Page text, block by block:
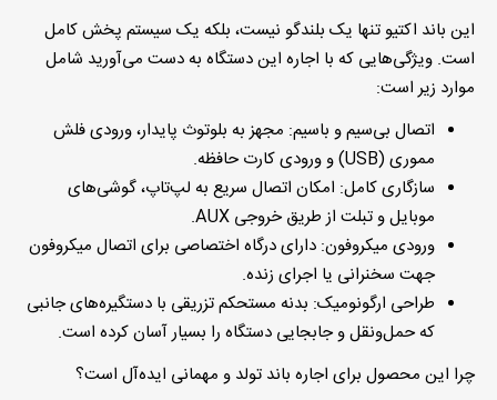
این باند اکتیو تنها یک بلندگو نیست، بلکه یک سیستم پخش کامل
است. ویژگی‌هایی که با اجاره این دستگاه به دست می‌آورید شامل
موارد زیر است:
اتصال بی‌سیم و باسیم: مجهز به بلوتوث پایدار، ورودی فلش
مموری (USB) و ورودی کارت حافظه.
سازگاری کامل: امکان اتصال سریع به لپ‌تاپ، گوشی‌های
موبایل و تبلت از طریق خروجی AUX.
ورودی میکروفون: دارای درگاه اختصاصی برای اتصال میکروفون
جهت سخنرانی یا اجرای زنده.
طراحی ارگونومیک: بدنه مستحکم تزریقی با دستگیره‌های جانبی
که حمل‌ونقل و جابجایی دستگاه را بسیار آسان کرده است.
چرا این محصول برای اجاره باند تولد و مهمانی ایده‌آل است؟